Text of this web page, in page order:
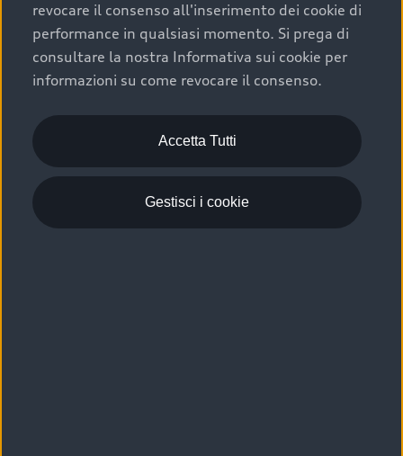
Acquistare un’auto usata in una Concessionaria ufficiale
Audi che offre l’usato garantito tramite Audi Prima
Scelta :plus, significa affidarsi ad un prodotto che viene
sottoposto a 110 controlli approfonditi e coperto da
garanzia fino a 4 anni per una maggiore tutela del tuo
acquisto.
revocare il consenso all'inserimento dei cookie di
performance in qualsiasi momento. Si prega di
consultare la nostra Informativa sui cookie per
informazioni su come revocare il consenso.
Accetta Tutti
Gestisci i cookie